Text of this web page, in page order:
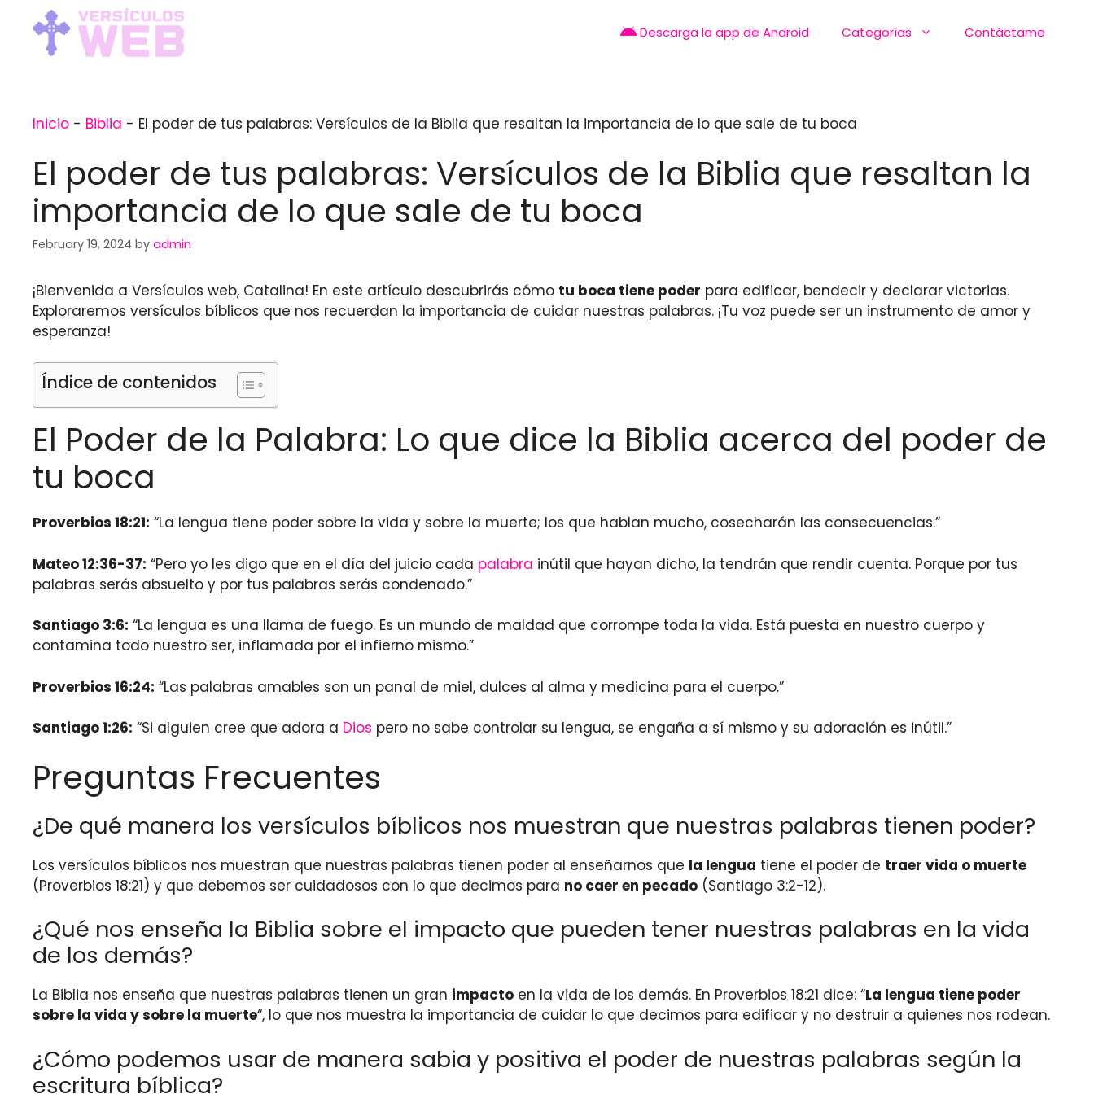
content
Descarga la app de Android Categorías Contáctame
Inicio - Biblia - El poder de tus palabras: Versículos de la Biblia que resaltan la importancia de lo que sale de tu boca
El poder de tus palabras: Versículos de la Biblia que resaltan la
importancia de lo que sale de tu boca
February 19, 2024 by admin
¡Bienvenida a Versículos web, Catalina! En este artículo descubrirás cómo tu boca tiene poder para edificar, bendecir y declarar victorias.
Exploraremos versículos bíblicos que nos recuerdan la importancia de cuidar nuestras palabras. ¡Tu voz puede ser un instrumento de amor y
esperanza!
Índice de contenidos
El Poder de la Palabra: Lo que dice la Biblia acerca del poder de
tu boca
Proverbios 18:21: “La lengua tiene poder sobre la vida y sobre la muerte; los que hablan mucho, cosecharán las consecuencias.”
Mateo 12:36-37: “Pero yo les digo que en el día del juicio cada palabra inútil que hayan dicho, la tendrán que rendir cuenta. Porque por tus
palabras serás absuelto y por tus palabras serás condenado.”
Santiago 3:6: “La lengua es una llama de fuego. Es un mundo de maldad que corrompe toda la vida. Está puesta en nuestro cuerpo y
contamina todo nuestro ser, inflamada por el infierno mismo.”
Proverbios 16:24: “Las palabras amables son un panal de miel, dulces al alma y medicina para el cuerpo.”
Santiago 1:26: “Si alguien cree que adora a Dios pero no sabe controlar su lengua, se engaña a sí mismo y su adoración es inútil.”
Preguntas Frecuentes
¿De qué manera los versículos bíblicos nos muestran que nuestras palabras tienen poder?
Los versículos bíblicos nos muestran que nuestras palabras tienen poder al enseñarnos que la lengua tiene el poder de traer vida o muerte
(Proverbios 18:21) y que debemos ser cuidadosos con lo que decimos para no caer en pecado (Santiago 3:2-12).
¿Qué nos enseña la Biblia sobre el impacto que pueden tener nuestras palabras en la vida
de los demás?
La Biblia nos enseña que nuestras palabras tienen un gran impacto en la vida de los demás. En Proverbios 18:21 dice: “La lengua tiene poder
sobre la vida y sobre la muerte“, lo que nos muestra la importancia de cuidar lo que decimos para edificar y no destruir a quienes nos rodean.
¿Cómo podemos usar de manera sabia y positiva el poder de nuestras palabras según la
escritura bíblica?